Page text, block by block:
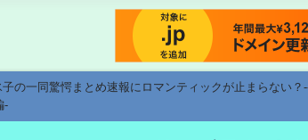
の一同驚愕まとめ速報にロマンティックが止まらない
-